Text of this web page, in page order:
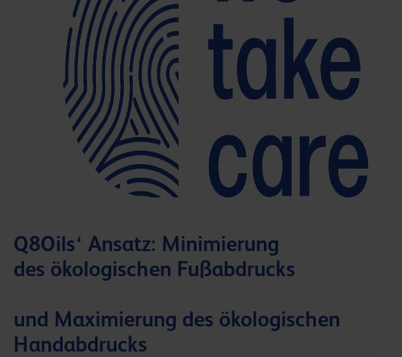
Q8Oils‘ Ansatz: Minimierung
des ökologischen Fußabdrucks
und Maximierung des ökologischen
Handabdrucks